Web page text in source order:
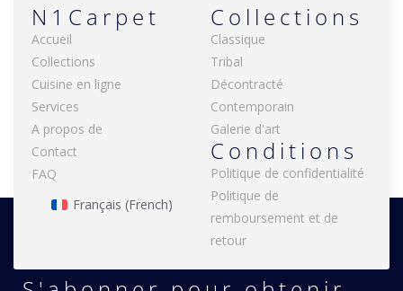
N1Carpet
Accueil
Collections
Cuisine en ligne
Services
A propos de
Contact
FAQ
Français (French)
Collections
Classique
Tribal
Décontracté
Contemporain
Galerie d'art
Conditions
Politique de confidentialité
Politique de
remboursement et de
retour